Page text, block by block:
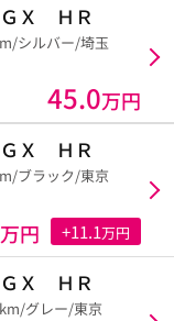
ＧＸ ＨＲ
シルバー/埼玉
45.0万円
ＧＸ ＨＲ
ブラック/東京
万円 +11.1万円
ＧＸ ＨＲ
グレー/東京